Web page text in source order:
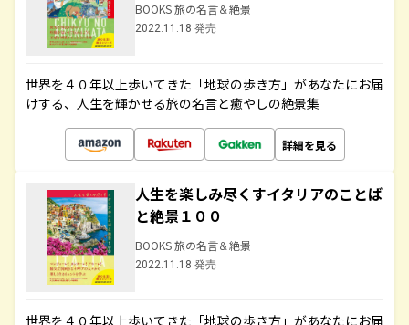
BOOKS 旅の名言＆絶景
2022.11.18 発売
世界を４０年以上歩いてきた「地球の歩き方」があなたにお届
けする、人生を輝かせる旅の名言と癒やしの絶景集
詳細を見る
人生を楽しみ尽くすイタリアのことば
と絶景１００
BOOKS 旅の名言＆絶景
2022.11.18 発売
世界を４０年以上歩いてきた「地球の歩き方」があなたにお届